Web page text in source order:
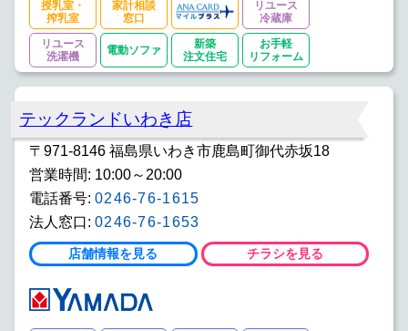
授乳室・
搾乳室
家計相談
窓口
リユース
冷蔵庫
リユース
洗濯機
電動ソファ
新築
注文住宅
お手軽
リフォーム
テックランドいわき店
〒971-8146 福島県いわき市鹿島町御代赤坂18
営業時間: 10:00～20:00
電話番号: 0246-76-1615
法人窓口: 0246-76-1653
店舗情報を見る チラシを見る